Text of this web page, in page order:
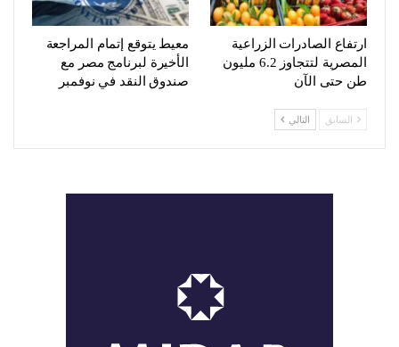
ارتفاع الصادرات الزراعية
المصرية لتتجاوز 6.2 مليون
طن حتى الآن
معيط يتوقع إتمام المراجعة
الأخيرة لبرنامج مصر مع
صندوق النقد في نوفمبر
السابق التالي